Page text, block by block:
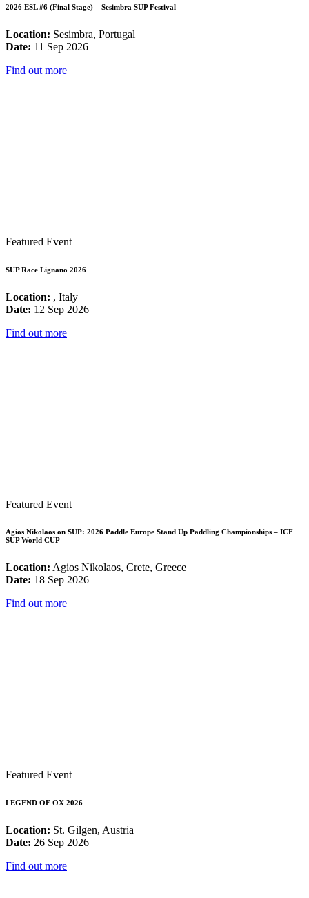
2026 ESL #6 (Final Stage) – Sesimbra SUP Festival
Location: Sesimbra, Portugal
Date: 11 Sep 2026
Find out more
Featured Event
SUP Race Lignano 2026
Location: , Italy
Date: 12 Sep 2026
Find out more
Featured Event
Agios Nikolaos on SUP: 2026 Paddle Europe Stand Up Paddling Championships – ICF
SUP World CUP
Location: Agios Nikolaos, Crete, Greece
Date: 18 Sep 2026
Find out more
Featured Event
LEGEND OF OX 2026
Location: St. Gilgen, Austria
Date: 26 Sep 2026
Find out more